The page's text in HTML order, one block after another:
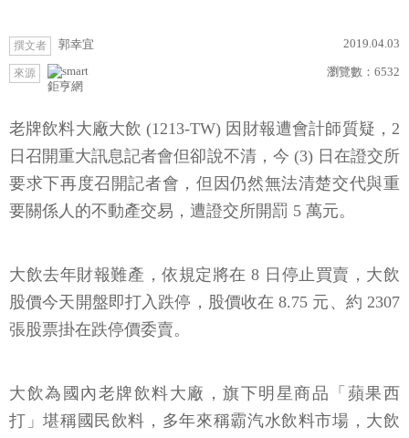
撰文者 郭幸宜 2019.04.03
來源
鉅亨網
瀏覽數： 6532
老牌飲料大廠大飲 (1213-TW) 因財報遭會計師質疑，2
日召開重大訊息記者會但卻說不清，今 (3) 日在證交所
要求下再度召開記者會，但因仍然無法清楚交代與重
要關係人的不動產交易，遭證交所開罰 5 萬元。
大飲去年財報難產，依規定將在 8 日停止買賣，大飲
股價今天開盤即打入跌停，股價收在 8.75 元、約 2307
張股票掛在跌停價委賣。
大飲為國內老牌飲料大廠，旗下明星商品「蘋果西
打」堪稱國民飲料，多年來稱霸汽水飲料市場，大飲